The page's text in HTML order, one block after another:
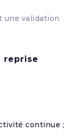
une validation
reprise
continue ;